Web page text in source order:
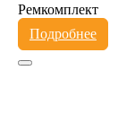
Ремкомплект
Подробнее